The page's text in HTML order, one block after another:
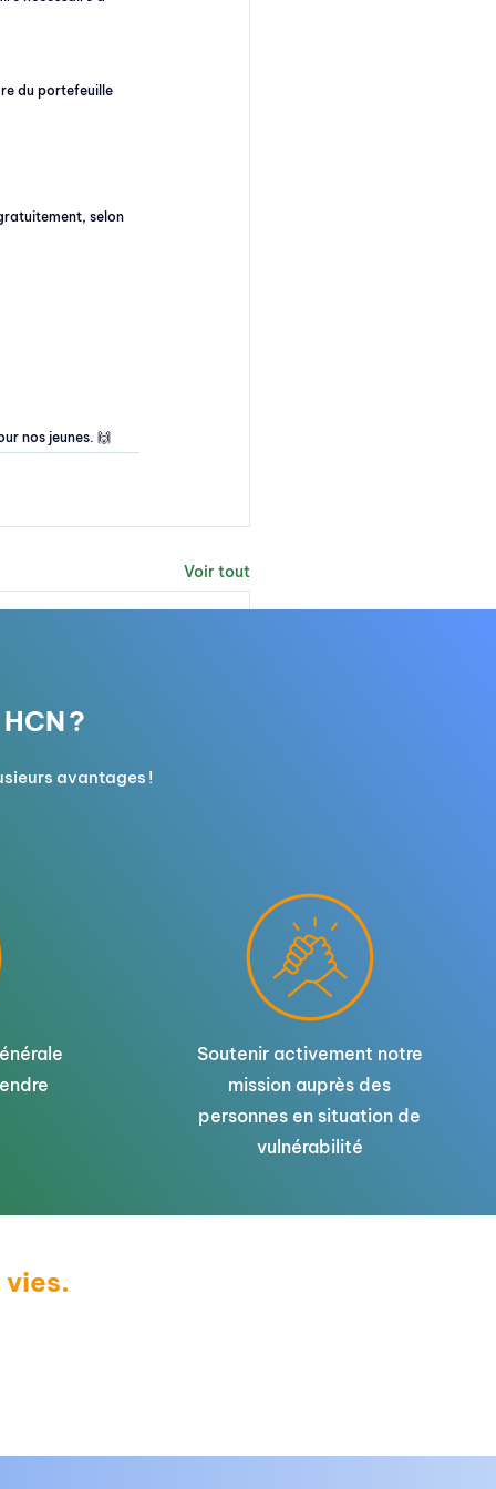
du portefeuille
selon
nos jeunes. 🙌
Voir tout
d'articles scolaires
?
avantages !
Soutenir activement notre
mission auprès des
personnes en situation de
vulnérabilité